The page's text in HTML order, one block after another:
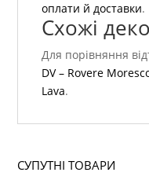
оплати й доставки.
Схожі
Для порівняння
DV – Rovere
Lava.
СУПУТНІ ТОВАРИ